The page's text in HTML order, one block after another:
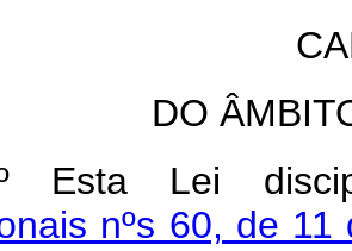
DO
Esta Lei
nºs 60, de